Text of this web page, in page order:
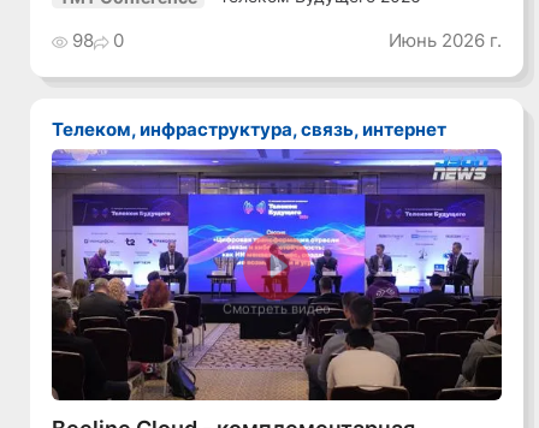
98 0 Июнь 2026 г.
Телеком, инфраструктура, связь, интернет
Смотреть видео